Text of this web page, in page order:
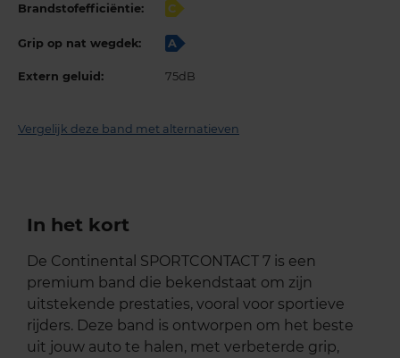
Brandstofefficiëntie: C
Grip op nat wegdek: A
Extern geluid: 75dB
Vergelijk deze band met alternatieven
In het kort
De Continental SPORTCONTACT 7 is een
premium band die bekendstaat om zijn
uitstekende prestaties, vooral voor sportieve
rijders. Deze band is ontworpen om het beste
uit jouw auto te halen, met verbeterde grip,